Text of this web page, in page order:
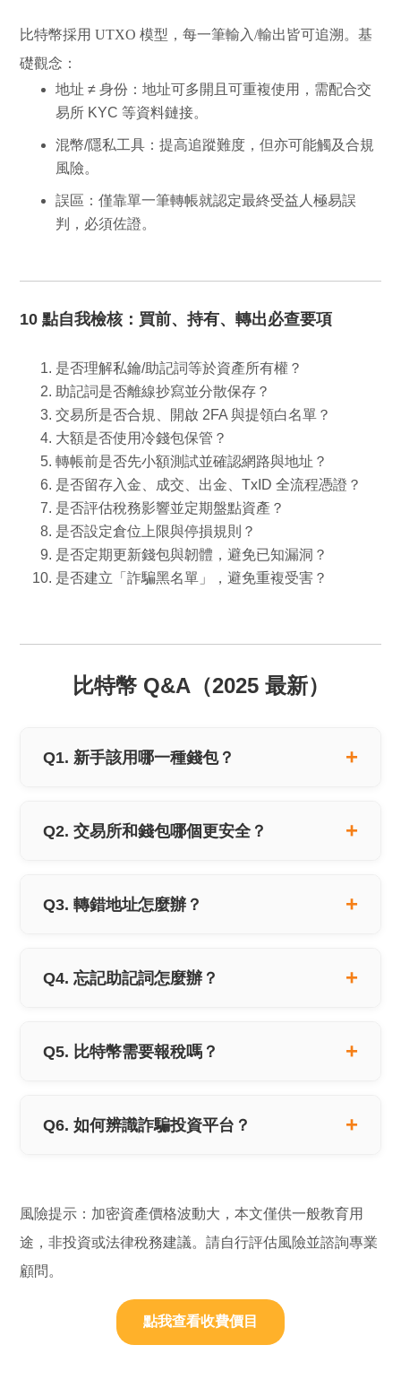
比特幣採用UTXO 模型 ，每一筆輸入/輸出皆可追溯。基
礎觀念：
地址 ≠ 身份 ：地址可多開且可重複使用，需配合交
易所 KYC 等資料鏈接。
混幣/隱私工具 ：提高追蹤難度，但亦可能觸及合規
風險。
誤區 ：僅靠單一筆轉帳就認定最終受益人極易誤
判，必須佐證。
10 點自我檢核：買前、持有、轉出必查要項
是否理解私鑰/助記詞等於資產所有權？
助記詞是否離線抄寫並分散保存？
交易所是否合規、開啟 2FA 與提領白名單？
大額是否使用冷錢包保管？
轉帳前是否先小額測試並確認網路與地址？
是否留存入金、成交、出金、TxID 全流程憑證？
是否評估稅務影響並定期盤點資產？
是否設定倉位上限與停損規則？
是否定期更新錢包與韌體，避免已知漏洞？
是否建立「詐騙黑名單」，避免重複受害？
比特幣 Q&A（2025 最新）
Q1. 新手該用哪一種錢包？
Q2. 交易所和錢包哪個更安全？
Q3. 轉錯地址怎麼辦？
Q4. 忘記助記詞怎麼辦？
Q5. 比特幣需要報稅嗎？
Q6. 如何辨識詐騙投資平台？
風險提示：加密資產價格波動大，本文僅供一般教育用
途，非投資或法律稅務建議。請自行評估風險並諮詢專業
顧問。
點我查看收費價目